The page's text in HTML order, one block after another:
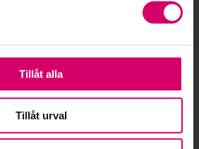
Tillåt alla
Tillåt urval
till kalendariet
till i kalender